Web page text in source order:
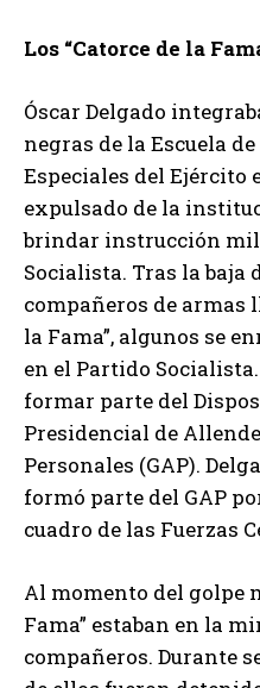
Los “Catorce de la
Óscar Delgado
negras de la Escuela
Especiales del Ejército
expulsado de la
brindar instrucción
Socialista. Tras la baja
compañeros de armas
la Fama”, algunos se
en el Partido
formar parte del
Presidencial de
Personales (GAP).
formó parte del GAP
cuadro de las Fuerzas
Al momento del golpe
Fama” estaban en la
compañeros. Durante